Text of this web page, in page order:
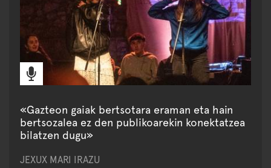
«Gazteon gaiak bertsotara eraman eta hain
bertsozalea ez den publikoarekin konektatzea
bilatzen dugu»
JEXUX MARI IRAZU